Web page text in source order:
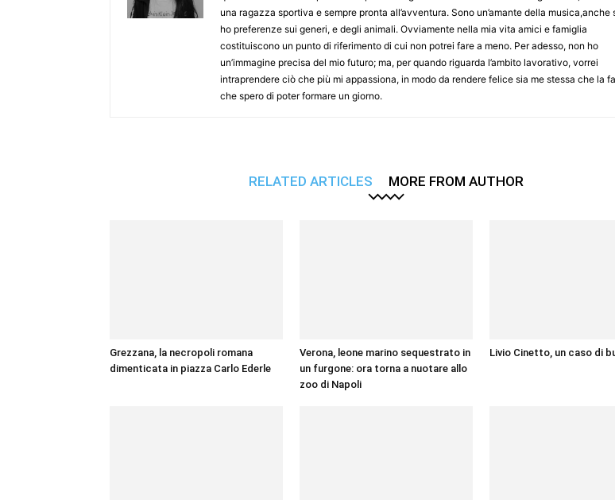
una ragazza sportiva e sempre pronta all’avventura. Sono un’amante della musica,anche
ho preferenze sui generi, e degli animali. Ovviamente nella mia vita amici e famiglia
costituiscono un punto di riferimento di cui non potrei fare a meno. Per adesso, non ho
un’immagine precisa del mio futuro; ma, per quando riguarda l’ambito lavorativo, vorrei
intraprendere ciò che più mi appassiona, in modo da rendere felice sia me stessa che la
che spero di poter formare un giorno.
RELATED ARTICLES MORE FROM AUTHOR
Grezzana, la necropoli romana
dimenticata in piazza Carlo Ederle
Verona, leone marino sequestrato in
un furgone: ora torna a nuotare allo
zoo di Napoli
Livio Cinetto, un caso di